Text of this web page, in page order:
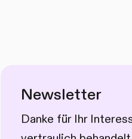
Newsletter
Danke für Ihr